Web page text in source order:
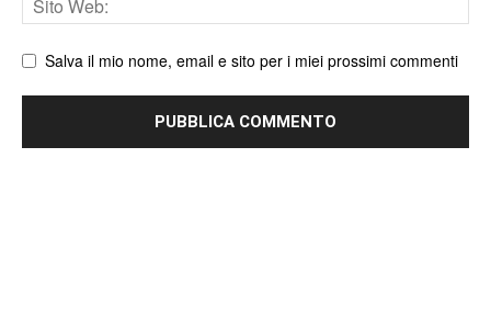
web
Salva il mio nome, email e sito per i miei prossimi commenti